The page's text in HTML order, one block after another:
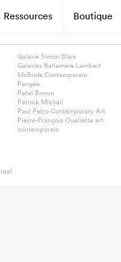
Ressources Boutique
Galerie Simon Blais
Galeries Bellemare Lambert
McBride Contemporain
Pangée
Patel Brown
Patrick Mikhail
Paul Petro Contemporary Art
Pierre-François Ouellette art
contemporain